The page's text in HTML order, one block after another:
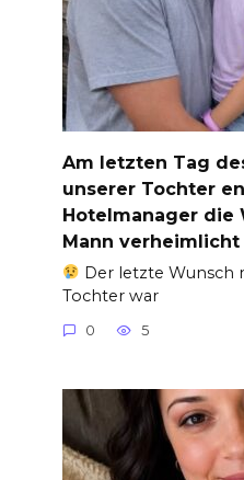
Am letzten Tag
unserer Tochter
Hotelmanager die
Mann verheimlicht
Der letzte Wunsch
Tochter war
0 5